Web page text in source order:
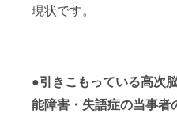
現状です。
●引きこもっている高次
能障害・失語症の当事者